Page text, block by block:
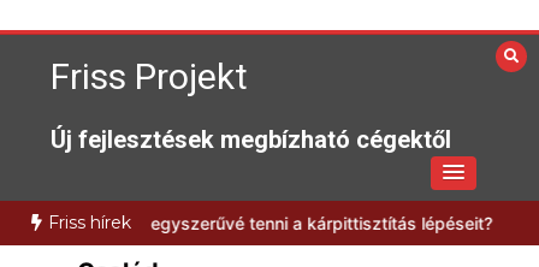
to
contentFriss Projekt
Új fejlesztések megbízható cégektől
Friss hírek
egyszerűvé tenni a kárpittisztítás lépéseit? Milyen